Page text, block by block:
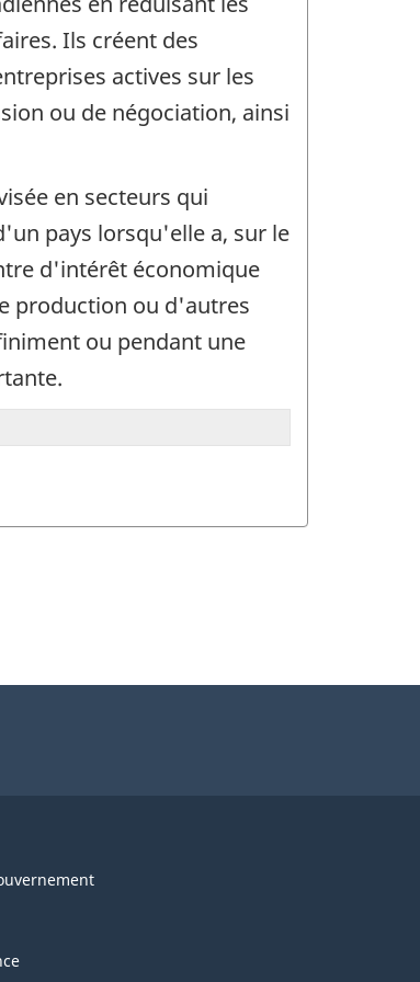
Ils créent des
actives sur les
ou de négociation, ainsi
en secteurs qui
pays lorsqu'elle a, sur le
d'intérêt économique
production ou d'autres
ou pendant une